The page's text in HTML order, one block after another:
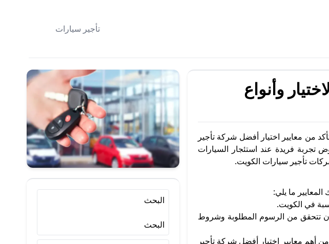
تأجير سيارات
وأنواع
من معايير اختيار أفضل شركة تأجير
تجربة فريدة عند استئجار السيارات
تأجير سيارات الكويت.
ما يلي:
في الكويت.
أن تتحقق من الرسوم المطلوبة وشروط
معايير اختيار أفضل شركة تأجير
البحث
البحث